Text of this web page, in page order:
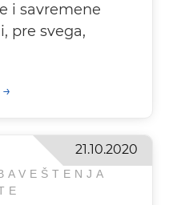
i savremene
pre svega,
21.10.2020